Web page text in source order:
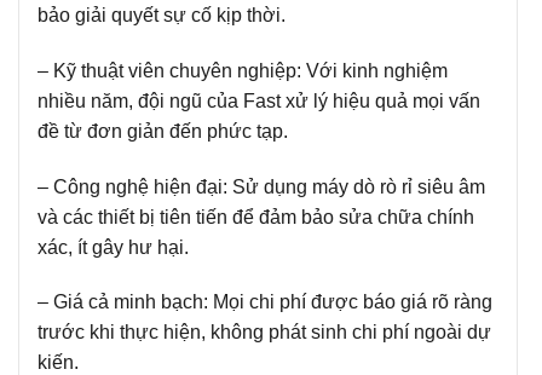
bảo giải quyết sự cố kịp thời.
– Kỹ thuật viên chuyên nghiệp: Với kinh nghiệm
nhiều năm, đội ngũ của Fast xử lý hiệu quả mọi vấn
đề từ đơn giản đến phức tạp.
– Công nghệ hiện đại: Sử dụng máy dò rò rỉ siêu âm
và các thiết bị tiên tiến để đảm bảo sửa chữa chính
xác, ít gây hư hại.
– Giá cả minh bạch: Mọi chi phí được báo giá rõ ràng
trước khi thực hiện, không phát sinh chi phí ngoài dự
kiến.